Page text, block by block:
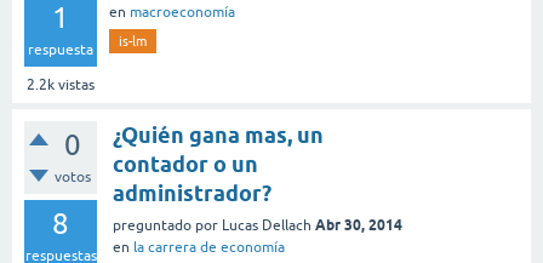
1
respuesta
2.2k vistas
en macroeconomía
is-lm
0
votos
8
respuestas
¿Quién gana mas, un
contador o un
administrador?
preguntado por Lucas Dellach Abr 30, 2014
en la carrera de economía